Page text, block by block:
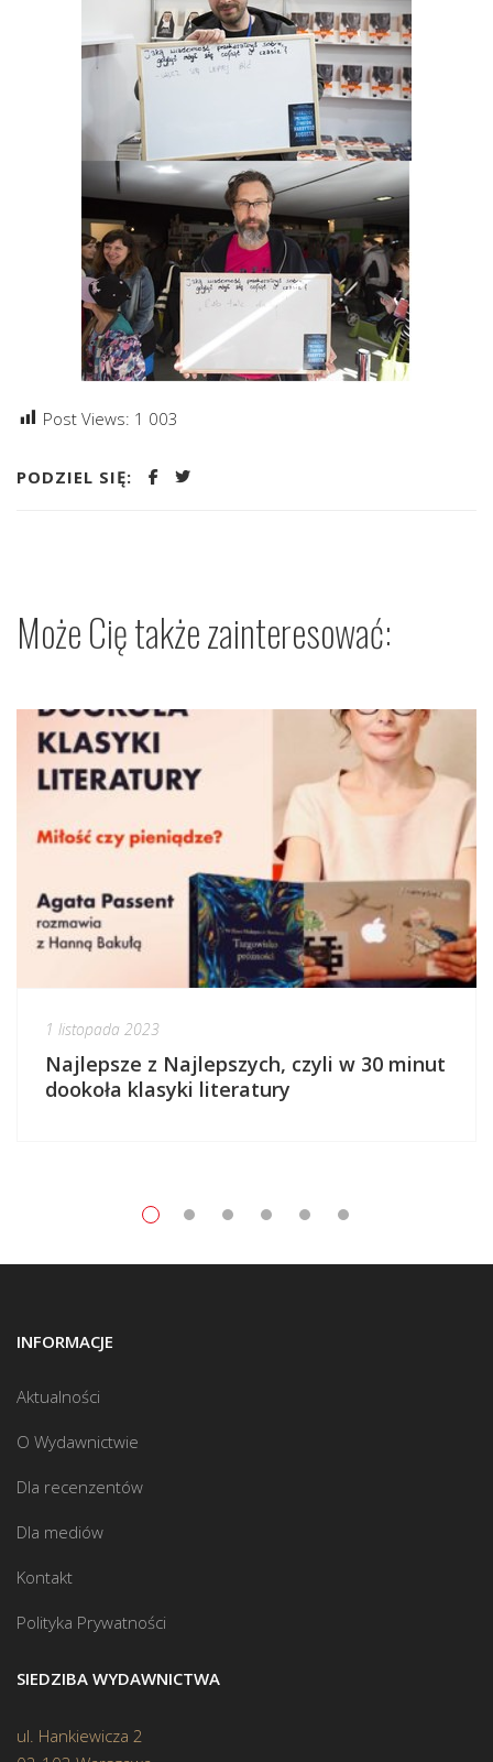
Post Views: 1 003
PODZIEL SIĘ:
Może Cię także zainteresować:
1 listopada 2023
Najlepsze z Najlepszych, czyli w 30 minut
dookoła klasyki literatury
INFORMACJE
Aktualności
O Wydawnictwie
Dla recenzentów
Dla mediów
Kontakt
Polityka Prywatności
SIEDZIBA WYDAWNICTWA
ul. Hankiewicza 2